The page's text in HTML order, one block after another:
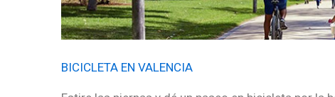
BICICLETA EN VALENCIA